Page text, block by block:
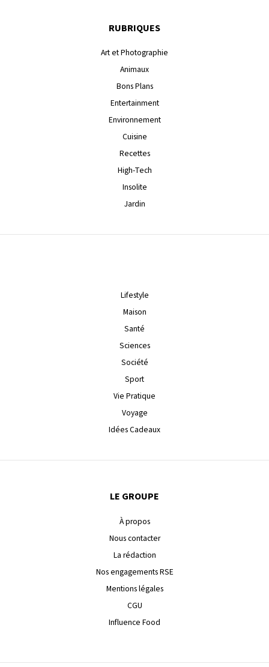
RUBRIQUES
Art et Photographie
Animaux
Bons Plans
Entertainment
Environnement
Cuisine
Recettes
High-Tech
Insolite
Jardin
Lifestyle
Maison
Santé
Sciences
Société
Sport
Vie Pratique
Voyage
Idées Cadeaux
LE GROUPE
À propos
Nous contacter
La rédaction
Nos engagements RSE
Mentions légales
CGU
Influence Food